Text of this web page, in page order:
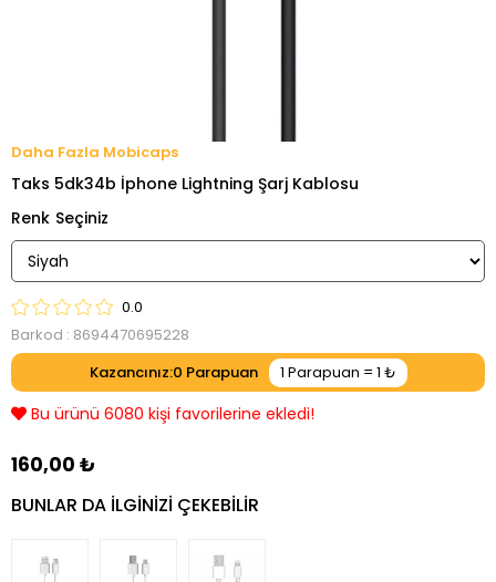
Mobicaps
Taks 5dk34b İphone Lightning Şarj Kablosu
Renk
0.0
Barkod : 8694470695228
Kazancınız:0
Bu ürünü 6080 kişi favorilerine ekledi!
160,00 ₺
BUNLAR DA ILGINIZI ÇEKEBILIR